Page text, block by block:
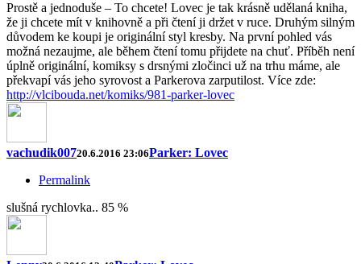
Prostě a jednoduše – To chcete! Lovec je tak krásně udělaná kniha,
že ji chcete mít v knihovně a při čtení ji držet v ruce. Druhým silným
důvodem ke koupi je originální styl kresby. Na první pohled vás
možná nezaujme, ale během čtení tomu přijdete na chuť. Příběh není
úplně originální, komiksy s drsnými zločinci už na trhu máme, ale
překvapí vás jeho syrovost a Parkerova zarputilost. Více zde:
http://vlcibouda.net/komiks/981-parker-lovec
vachudik00720.6.2016 23:06Parker: Lovec
Permalink
slušná rychlovka.. 85 %